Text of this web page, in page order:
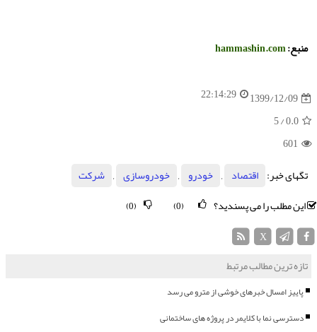
منبع:hammashin.com
1399/12/09
22:14:29
0.0
/ 5
601
تگهای خبر:
اقتصاد , خودرو , خودروسازی ,
شركت
این مطلب را می پسندید؟
(0)
تازه ترین مطالب مرتبط
پاییز امسال خبرهای خوشی از مترو می رسد
دسترسی نما با کلایمر در پروژه های ساختمانی